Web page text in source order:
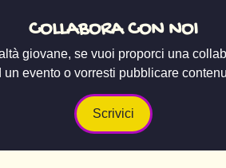
COLLABORA CON NOI
giovane, se vuoi proporci una
un evento o vorresti pubblicare
Scrivici